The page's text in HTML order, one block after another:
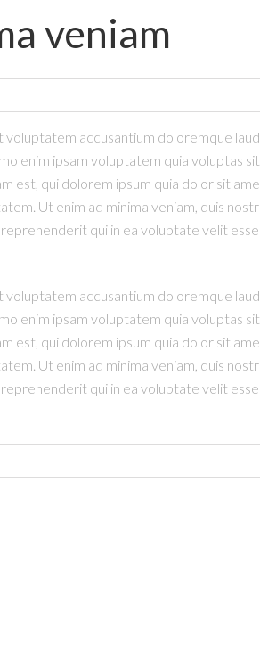
veniam
accusantium doloremque
enim ipsam voluptatem quia voluptas
est, qui dolorem ipsum quia dolor sit
Ut enim ad minima veniam, quis
qui in ea voluptate velit
accusantium doloremque
enim ipsam voluptatem quia voluptas
est, qui dolorem ipsum quia dolor sit
Ut enim ad minima veniam, quis
qui in ea voluptate velit